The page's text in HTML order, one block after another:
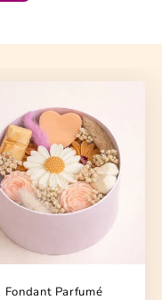
Fondant Parfumé